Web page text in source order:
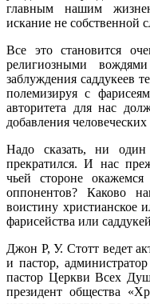
главным нашим
искание не собственной
Все это становится
религи­озными
заблуждения садду­кеев
полемизируя с
авторитета для нас
добавления
Надо сказать, ни
прекратился. И нас
чьей стороне
оппонентов? Каково
воистину христианское
фарисейства или
Джон Р, У. Стотт ведет
и пастор,
пастор Церкви Всех
президент об­щества